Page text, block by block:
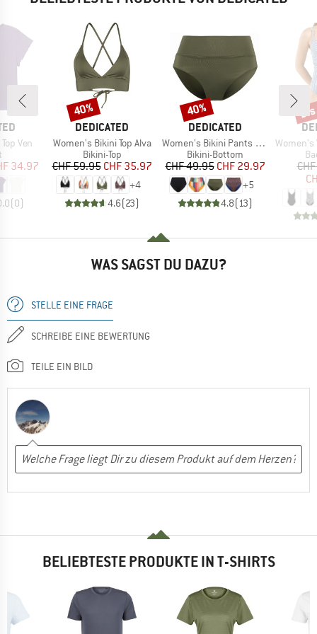
Ven
Preis
34.97
(0)
MARKE
DEDICATED
Artikel
Women's Bikini Top Alva
Produktgruppe
Bikini-Top
Preis
CHF 59.95reduzierter Preis
CHF 35.97
+4
4.6(23)
Rabatt
40%
MARKE
DEDICATED
Artikel
Women's Bikini Pants Slite
Produktgruppe
Bikini-Bottom
Preis
CHF 49.95reduzierter Preis
CHF 29.97
+5
4.8(13)
Rabatt
40%
Artikel
Women's
WAS SAGST DU DAZU?
STELLE EINE FRAGE
SCHREIBE EINE BEWERTUNG
TEILE EIN BILD
BELIEBTESTE PRODUKTE IN T-SHIRTS